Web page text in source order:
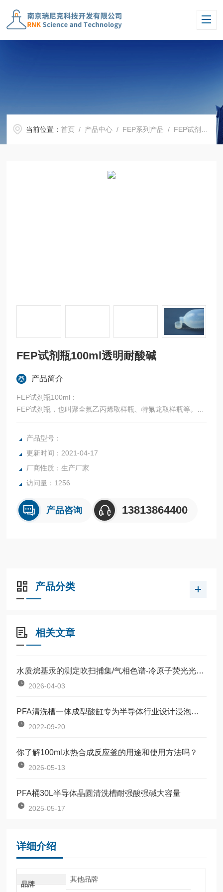
当前位置：首页 / 产品中心 / FEP系列产品 / FEP试剂瓶 /
FEP试剂瓶100ml透明耐酸碱
产品简介
FEP试剂瓶100ml：
FEP试剂瓶，也叫聚全氟乙丙烯取样瓶、特氟龙取样瓶等。
瓶口和瓶盖密封性好，无需瓶塞。液体不渗漏，可长期放置，
无挥发。
产品型号：
更新时间：2021-04-17
厂商性质：生产厂家
访问量：1256
产品咨询 13813864400
产品分类
相关文章
水质烷基汞的测定吹扫捕集/气相色谱-冷原子荧光光谱法
2026-04-03
PFA清洗槽一体成型酸缸专为半导体行业设计浸泡清洗晶圆片架用
2022-09-20
你了解100ml水热合成反应釜的用途和使用方法吗？
2026-05-13
PFA桶30L半导体晶圆清洗槽耐强酸强碱大容量
2025-05-17
详细介绍
品牌
其他品牌